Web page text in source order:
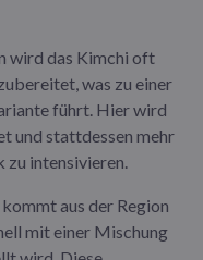
wird das Kimchi oft
was zu einer
führt. Hier wird
und stattdessen mehr
zu intensivieren.
aus der Region
mit einer Mischung